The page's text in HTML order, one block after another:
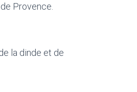
Provence.
la dinde et de